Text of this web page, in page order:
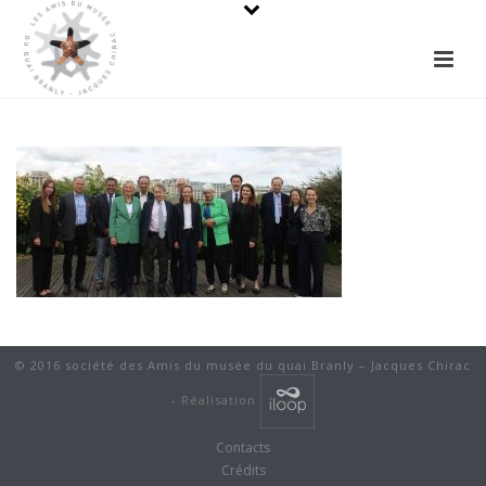
© 2016 société des Amis du musée du quai Branly – Jacques Chirac
- Réalisation
Contacts
Crédits